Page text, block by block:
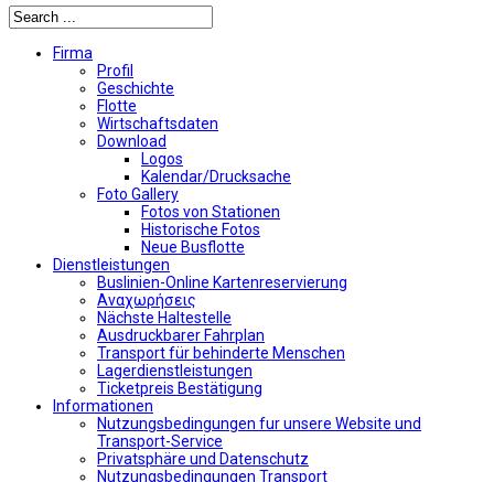
Firma
Profil
Geschichte
Flotte
Wirtschaftsdaten
Download
Logos
Kalendar/Drucksache
Foto Gallery
Fotos von Stationen
Historische Fotos
Neue Busflotte
Dienstleistungen
Buslinien-Online Kartenreservierung
Αναχωρήσεις
Nächste Haltestelle
Αusdruckbarer Fahrplan
Transport für behinderte Menschen
Lagerdienstleistungen
Ticketpreis Bestätigung
Informationen
Nutzungsbedingungen fur unsere Website und
Transport-Service
Privatsphäre und Datenschutz
Nutzungsbedingungen Transport